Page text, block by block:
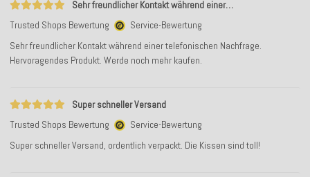
Sehr freundlicher Kontakt während einer…
Trusted Shops Bewertung
Service-Bewertung
Sehr freundlicher Kontakt während einer telefonischen Nachfrage.
Hervoragendes Produkt. Werde noch mehr kaufen.
Super schneller Versand
Trusted Shops Bewertung
Service-Bewertung
Super schneller Versand, ordentlich verpackt. Die Kissen sind toll!